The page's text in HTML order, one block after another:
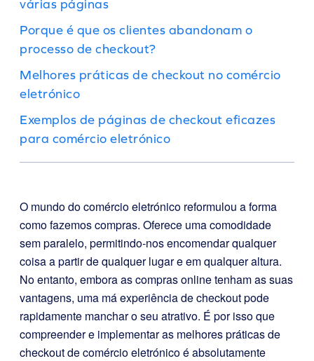
várias páginas
Porque é que os clientes abandonam o
processo de checkout?
Melhores práticas de checkout no comércio
eletrónico
Exemplos de páginas de checkout eficazes
para comércio eletrónico
O mundo do comércio eletrónico reformulou a forma
como fazemos compras. Oferece uma comodidade
sem paralelo, permitindo-nos encomendar qualquer
coisa a partir de qualquer lugar e em qualquer altura.
No entanto, embora as compras online tenham as suas
vantagens, uma má experiência de checkout pode
rapidamente manchar o seu atrativo. É por isso que
compreender e implementar as melhores práticas de
checkout de comércio eletrónico é absolutamente